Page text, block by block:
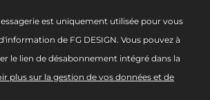
est uniquement utilisée pour vous
de FG DESIGN. Vous pouvez à
le lien de désabonnement intégré dans la
plus sur la gestion de vos données et de